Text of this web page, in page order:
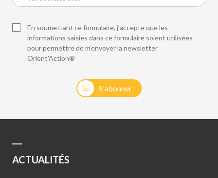
S'abonner
En soumettant ce formulaire, j’accepte que les
informations saisies dans ce formulaire soient utilisées
pour permettre de m’envoyer la newsletter
Orient’Action®
ACTUALITÉS